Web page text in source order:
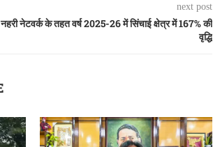
next post
नेटवर्क के तहत वर्ष 2025-26 में सिंचाई क्षेत्र में 167% की
वृद्धि